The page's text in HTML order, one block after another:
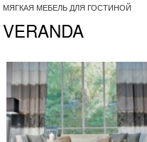
МЯГКАЯ МЕБЕЛЬ ДЛЯ ГОСТИНОЙ
VERANDA